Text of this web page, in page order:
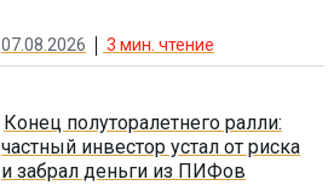
07.08.2026 3 мин. чтение
Конец полуторалетнего ралли:
частный инвестор устал от риска
и забрал деньги из ПИФов